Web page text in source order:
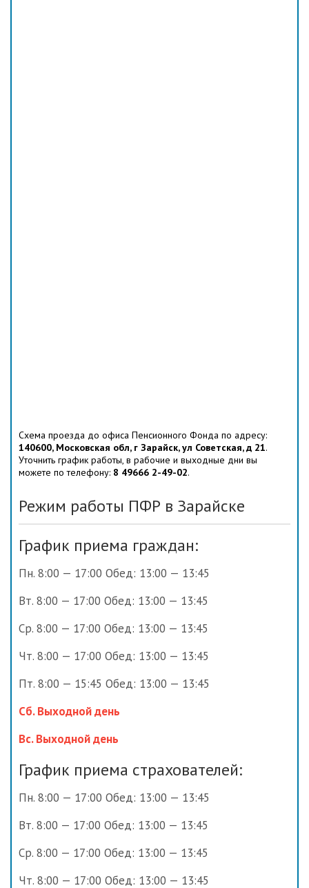
Схема проезда до офиса Пенсионного Фонда по адресу:
140600, Московская обл, г Зарайск, ул Советская, д 21.
Уточнить график работы, в рабочие и выходные дни вы
можете по телефону: 8 49666 2-49-02.
Режим работы ПФР в Зарайске
График приема граждан:
Пн. 8:00 — 17:00 Обед: 13:00 — 13:45
Вт. 8:00 — 17:00 Обед: 13:00 — 13:45
Ср. 8:00 — 17:00 Обед: 13:00 — 13:45
Чт. 8:00 — 17:00 Обед: 13:00 — 13:45
Пт. 8:00 — 15:45 Обед: 13:00 — 13:45
Сб. Выходной день
Вс. Выходной день
График приема страхователей:
Пн. 8:00 — 17:00 Обед: 13:00 — 13:45
Вт. 8:00 — 17:00 Обед: 13:00 — 13:45
Ср. 8:00 — 17:00 Обед: 13:00 — 13:45
Чт. 8:00 — 17:00 Обед: 13:00 — 13:45